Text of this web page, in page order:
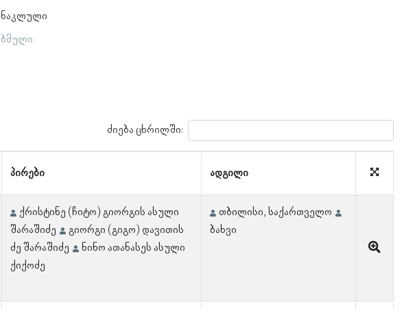
ნაკლული
ბმული
ძიება ცხრილში:
პირები ადგილი
ქრისტინე (ჩიტო) გიორგის ასული
შარაშიძე
გიორგი (გიგო) დავითის
ძე შარაშიძე
ნინო ათანასეს ასული
ქიქოძე
თბილისი, საქართველო
ბახვი